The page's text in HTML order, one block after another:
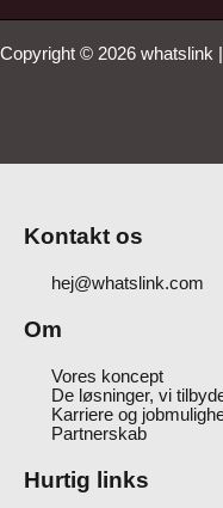
Copyright © 2026 whatslink
Kontakt os
hej@whatslink.com
Om
Vores koncept
De løsninger, vi
Karriere og
Partnerskab
Hurtig links